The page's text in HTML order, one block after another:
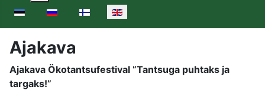
Select your language
Ajakava
Ajakava Ökotantsufestival ”Tantsuga puhtaks ja
targaks!”